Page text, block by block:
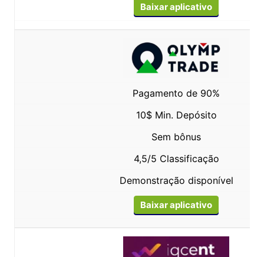
Baixar aplicativo
Pagamento de 90%
10$ Min. Depósito
Sem bônus
4,5/5 Classificação
Demonstração disponível
Baixar aplicativo